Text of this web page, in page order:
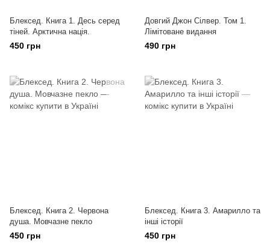
Блексед. Книга 1. Десь серед
тіней. Арктична нація.
450 грн
Довгий Джон Сілвер. Том 1.
Лімітоване видання
490 грн
Блексед. Книга 2. Червона
душа. Мовчазне пекло
450 грн
Блексед. Книга 3. Амарилло та
інші історії
450 грн